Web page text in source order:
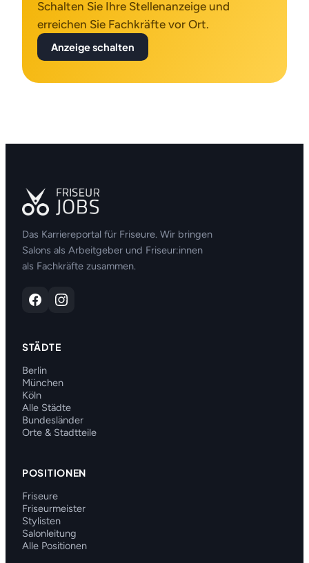
Schalten Sie Ihre Stellenanzeige und
erreichen Sie Fachkräfte vor Ort.
Anzeige schalten
Das Karriereportal für Friseure. Wir bringen
Salons als Arbeitgeber und Friseur:innen
als Fachkräfte zusammen.
STÄDTE
Berlin
München
Köln
Alle Städte
Bundesländer
Orte & Stadtteile
POSITIONEN
Friseure
Friseurmeister
Stylisten
Salonleitung
Alle Positionen